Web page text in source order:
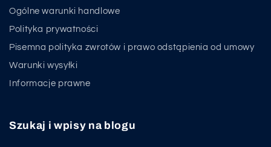
Ogólne warunki handlowe
Polityka prywatności
Pisemna polityka zwrotów i prawo odstąpienia od umowy
Warunki wysyłki
Informacje prawne
Szukaj i wpisy na blogu